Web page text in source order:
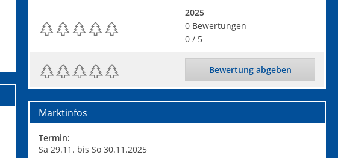
2025
0 Bewertungen
0 / 5
Bewertung abgeben
Marktinfos
Termin:
Sa 29.11. bis So 30.11.2025